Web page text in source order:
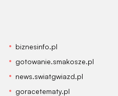
biznesinfo.pl
gotowanie.smakosze.pl
news.swiatgwiazd.pl
goracetematy.pl